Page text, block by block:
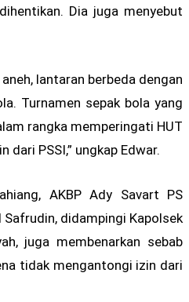
Dia juga menyebut
lantaran berbeda dengan
Turnamen sepak bola yang
rangka memperingati HUT
dari PSSI,” ungkap Edwar.
AKBP Ady Savart PS
Safrudin, didampingi Kapolsek
juga membenarkan sebab
tidak mengantongi izin dari